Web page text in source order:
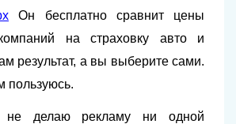
Он бесплатно сравнит цены
на страховку авто и
результат, а вы выберите сами.
пользуюсь.
не делаю рекламу ни одной